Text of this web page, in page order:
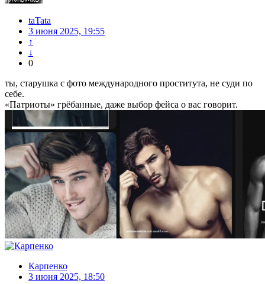
taTata
3 июня 2025, 19:55
↑
↓
0
ты, старушка с фото международного проститута, не суди по
себе.
«Патриоты» грёбанные, даже выбор фейса о вас говорит.
Карпенко
3 июня 2025, 18:50